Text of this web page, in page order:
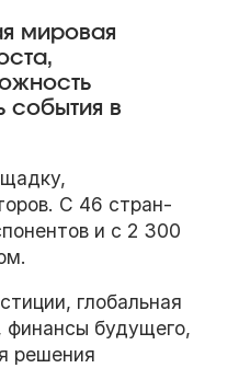
мировая
события в
С 46 стран-
и с 2 300
глобальная
финансы будущего,
решения